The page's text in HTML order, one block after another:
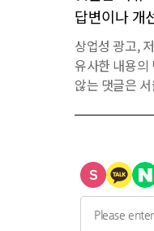
답변이나 개
상업성 광고,
유사한 내용의
않는 댓글은